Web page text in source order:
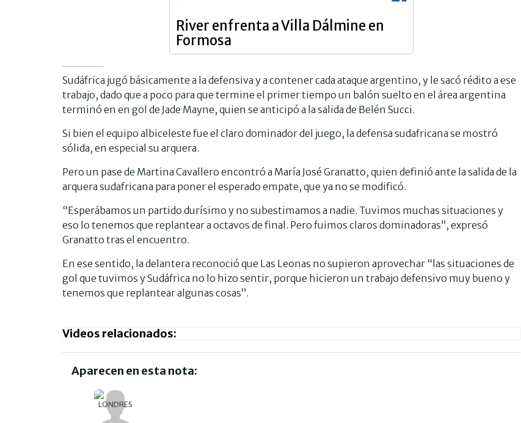
River enfrenta a Villa Dálmine en
Formosa
Sudáfrica jugó básicamente a la defensiva y a contener cada ataque argentino, y le sacó rédito a ese
trabajo, dado que a poco para que termine el primer tiempo un balón suelto en el área argentina
terminó en en gol de Jade Mayne, quien se anticipó a la salida de Belén Succi.
Si bien el equipo albiceleste fue el claro dominador del juego, la defensa sudafricana se mostró
sólida, en especial su arquera.
Pero un pase de Martina Cavallero encontró a María José Granatto, quien definió ante la salida de la
arquera sudafricana para poner el esperado empate, que ya no se modificó.
“Esperábamos un partido durísimo y no subestimamos a nadie. Tuvimos muchas situaciones y
eso lo tenemos que replantear a octavos de final. Pero fuimos claros dominadoras”, expresó
Granatto tras el encuentro.
En ese sentido, la delantera reconoció que Las Leonas no supieron aprovechar “las situaciones de
gol que tuvimos y Sudáfrica no lo hizo sentir, porque hicieron un trabajo defensivo muy bueno y
tenemos que replantear algunas cosas”.
Videos relacionados:
Aparecen en esta nota: